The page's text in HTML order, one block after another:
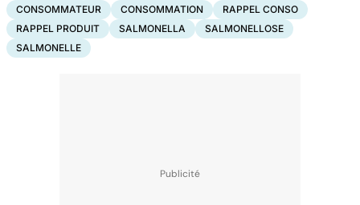
CONSOMMATEUR CONSOMMATION
RAPPEL CONSO
RAPPEL PRODUIT
SALMONELLA
SALMONELLOSE
SALMONELLE